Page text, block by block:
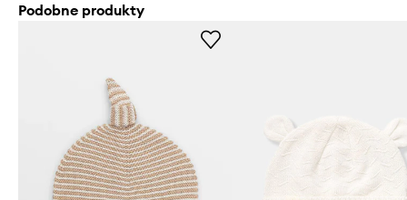
Podobne produkty